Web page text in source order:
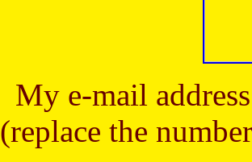
My e-mail
(replace the